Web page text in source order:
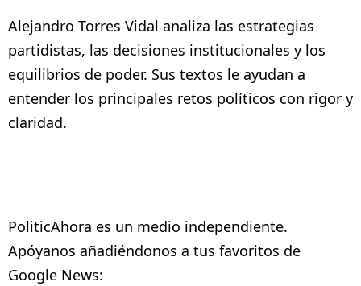
Alejandro Torres Vidal analiza las estrategias
partidistas, las decisiones institucionales y los
equilibrios de poder. Sus textos le ayudan a
entender los principales retos políticos con rigor y
claridad.
PoliticAhora es un medio independiente.
Apóyanos añadiéndonos a tus favoritos de
Google News: